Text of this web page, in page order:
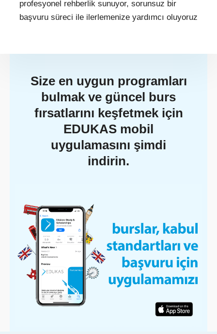
profesyonel rehberlik sunuyor, sorunsuz bir
başvuru süreci ile ilerlemenize yardımcı oluyoruz
Size en uygun programları
bulmak ve güncel burs
fırsatlarını keşfetmek için
EDUKAS mobil
uygulamasını şimdi
indirin.